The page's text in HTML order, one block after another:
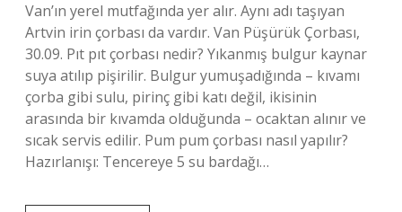
Van’ın yerel mutfağında yer alır. Aynı adı taşıyan
Artvin irin çorbası da vardır. Van Püşürük Çorbası,
30.09. Pıt pıt çorbası nedir? Yıkanmış bulgur kaynar
suya atılıp pişirilir. Bulgur yumuşadığında – kıvamı
çorba gibi sulu, pirinç gibi katı değil, ikisinin
arasında bir kıvamda olduğunda – ocaktan alınır ve
sıcak servis edilir. Pum pum çorbası nasıl yapılır?
Hazırlanışı: Tencereye 5 su bardağı…